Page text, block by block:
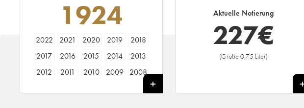
1924
2022 2021 2020 2019
2018
2017
2016 2015 2014
2013
2012
2011 2010 2009
2008
Aktuelle Notierung
227€
(Größe 0,75 Liter)